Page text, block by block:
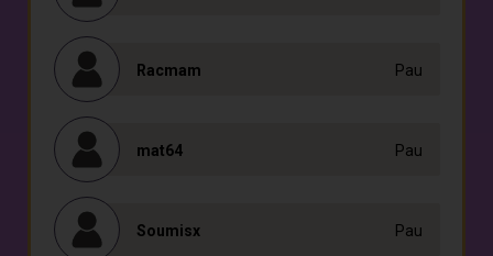
Racmam Pau
mat64 Pau
Soumisx Pau